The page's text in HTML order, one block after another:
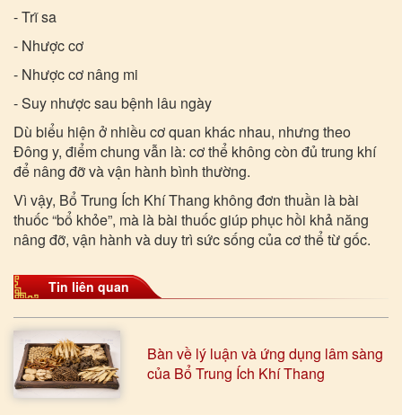
- Trĩ sa
- Nhược cơ
- Nhược cơ nâng mi
- Suy nhược sau bệnh lâu ngày
Dù biểu hiện ở nhiều cơ quan khác nhau, nhưng theo
Đông y, điểm chung vẫn là: cơ thể không còn đủ trung khí
để nâng đỡ và vận hành bình thường.
Vì vậy, Bổ Trung Ích Khí Thang không đơn thuần là bài
thuốc “bổ khỏe”, mà là bài thuốc giúp phục hồi khả năng
nâng đỡ, vận hành và duy trì sức sống của cơ thể từ gốc.
Tin liên quan
Bàn về lý luận và ứng dụng lâm sàng
của Bổ Trung Ích Khí Thang